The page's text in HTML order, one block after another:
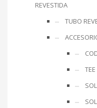
REVESTIDA
TUBO
TEE